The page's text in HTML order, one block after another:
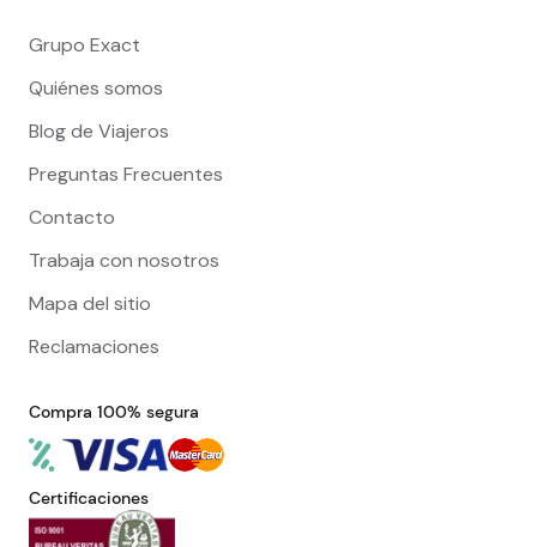
Grupo Exact
Quiénes somos
Blog de Viajeros
Preguntas Frecuentes
Contacto
Trabaja con nosotros
Mapa del sitio
Reclamaciones
Compra 100% segura
Certificaciones